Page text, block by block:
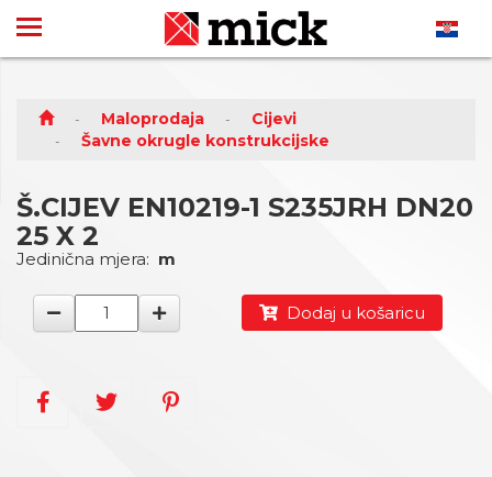
Maloprodaja
Cijevi
Šavne okrugle konstrukcijske
Š.CIJEV EN10219-1 S235JRH DN20
25 X 2
Jedinična mjera: m
Dodaj u košaricu